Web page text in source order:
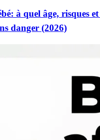
à quel âge, risques
danger (2026)